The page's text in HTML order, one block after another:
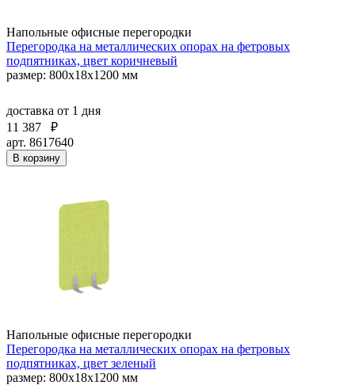
Напольные офисные перегородки
Перегородка на металлических опорах на фетровых
подпятниках, цвет коричневый
размер: 800x18x1200 мм
доставка от 1 дня
11 387
₽
арт. 8617640
В корзину
Напольные офисные перегородки
Перегородка на металлических опорах на фетровых
подпятниках, цвет зеленый
размер: 800x18x1200 мм